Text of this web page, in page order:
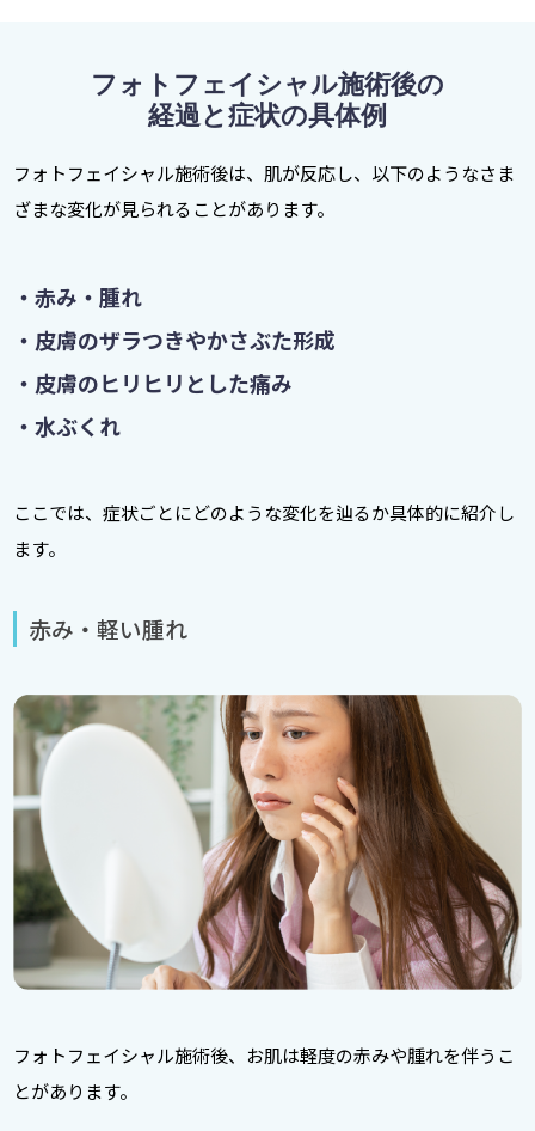
フォトフェイシャル施術後の
経過と症状の具体例
フォトフェイシャル施術後は、肌が反応し、以下のようなさま
ざまな変化が見られることがあります。
・赤み・腫れ
・皮膚のザラつきやかさぶた形成
・皮膚のヒリヒリとした痛み
・水ぶくれ
ここでは、症状ごとにどのような変化を辿るか具体的に紹介し
ます。
赤み・軽い腫れ
フォトフェイシャル施術後、お肌は軽度の赤みや腫れを伴うこ
とがあります。